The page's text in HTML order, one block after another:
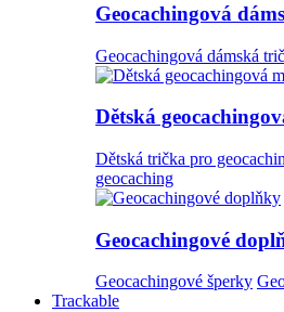
Geocachingová
Geocachingová dámská
Dětská
Dětská trička pro
geocaching
Geocachingové
Geocachingové šperky
Trackable